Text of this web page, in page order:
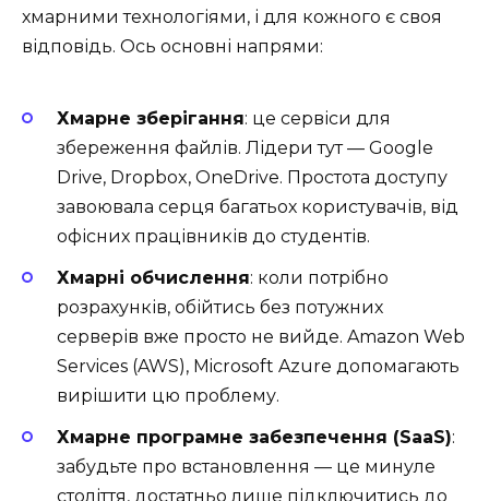
хмарними технологіями, і для кожного є своя
відповідь. Ось основні напрями:
Хмарне зберігання: це сервіси для
збереження файлів. Лідери тут — Google
Drive, Dropbox, OneDrive. Простота доступу
завоювала серця багатьох користувачів, від
офісних працівників до студентів.
Хмарні обчислення: коли потрібно
розрахунків, обійтись без потужних
серверів вже просто не вийде. Amazon Web
Services (AWS), Microsoft Azure допомагають
вирішити цю проблему.
Хмарне програмне забезпечення (SaaS):
забудьте про встановлення — це минуле
століття, достатньо лише підключитись до